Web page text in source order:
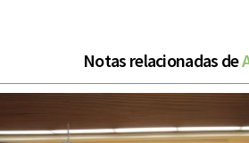
Notas relacionadas de